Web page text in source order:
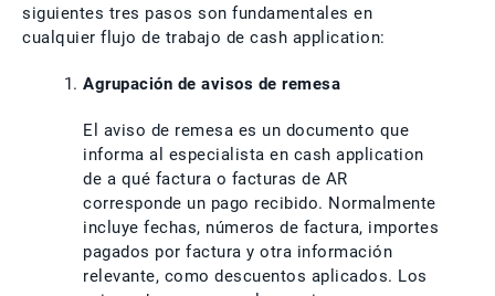
siguientes tres pasos son fundamentales en
cualquier flujo de trabajo de cash application:
Agrupación de avisos de remesa
El aviso de remesa es un documento que
informa al especialista en cash application
de a qué factura o facturas de AR
corresponde un pago recibido. Normalmente
incluye fechas, números de factura, importes
pagados por factura y otra información
relevante, como descuentos aplicados. Los